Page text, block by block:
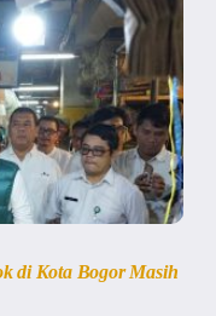
di Kota Bogor Masih